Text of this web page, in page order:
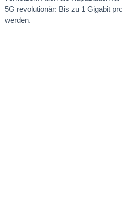
5G revolutionär: Bis zu 1 Gigabit
werden.